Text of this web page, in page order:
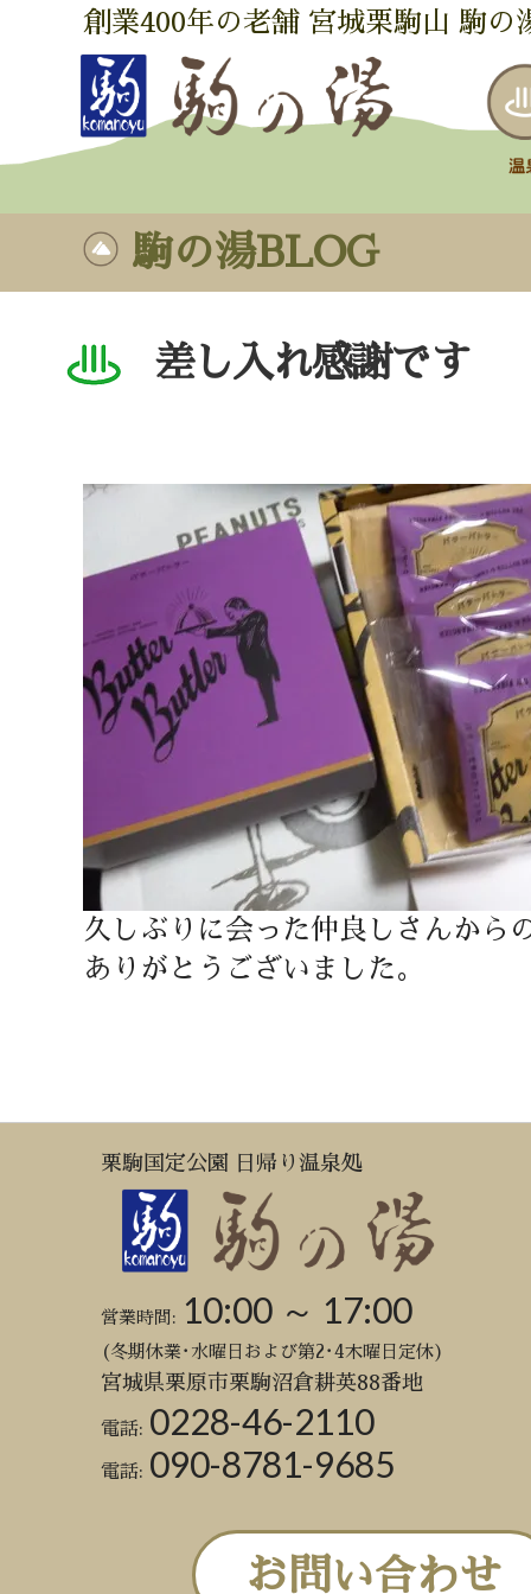
創業400年の老舗 宮城栗駒山 駒の
駒の湯BLOG
差し入れ感謝です
久しぶりに会った仲良しさんから
ありがとうございました。
栗駒国定公園 日帰り温泉処
営業時間: 10:00 ～ 17:00
(冬期休業･水曜日および第2･4木曜日定休)
宮城県栗原市栗駒沼倉耕英88番地
電話: 0228-46-2110
電話: 090-8781-9685
お問い合わせ